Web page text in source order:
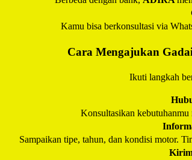
Kamu bisa berkonsultasi via
Cara Mengajukan
Ikuti langkah
Konsultasikan
Sampaikan tipe, tahun, dan kondisi motor.